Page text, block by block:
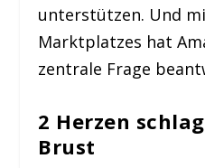
unterstützen. Und
Marktplatzes hat
zentrale Frage
2 Herzen
Brust